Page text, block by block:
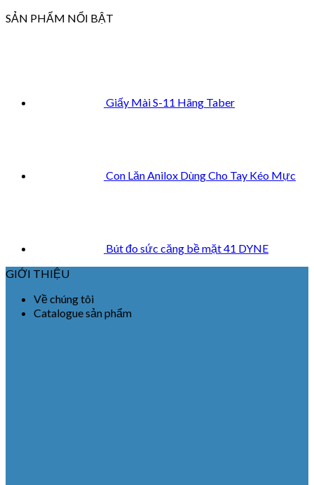
SẢN PHẨM NỔI BẬT
Giấy Mài S-11 Hãng Taber
Con Lăn Anilox Dùng Cho Tay Kéo Mực
Bút đo sức căng bề mặt 41 DYNE
GIỚI THIỆU
Về chúng tôi
Catalogue sản phẩm